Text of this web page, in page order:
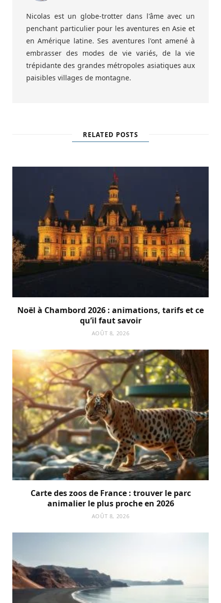
Nicolas est un globe-trotter dans l'âme avec un
penchant particulier pour les aventures en Asie et
en Amérique latine. Ses aventures l'ont amené à
embrasser des modes de vie variés, de la vie
trépidante des grandes métropoles asiatiques aux
paisibles villages de montagne.
RELATED POSTS
Noël à Chambord 2026 : animations, tarifs et ce
qu’il faut savoir
AOÛT 8, 2026
Carte des zoos de France : trouver le parc
animalier le plus proche en 2026
AOÛT 8, 2026